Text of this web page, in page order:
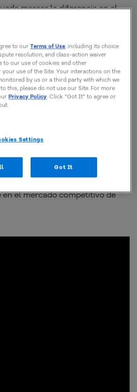
marcar la diferencia en el
directamente con el público
el nombre ideal implica más que
considerar factores como el
originalidad y
tu tienda. Aprovecharemos el
elementos que hacen que un
en el mercado competitivo de
to ourTerms of Use, including its choice
resolution, and class-action waiver
to our use of cookies and other
use of the Site. Your interactions on the
by us or a third party with which we
this, please do not use our Site. For more
Privacy Policy. Click “Got It” to agree or
Settings
Got It